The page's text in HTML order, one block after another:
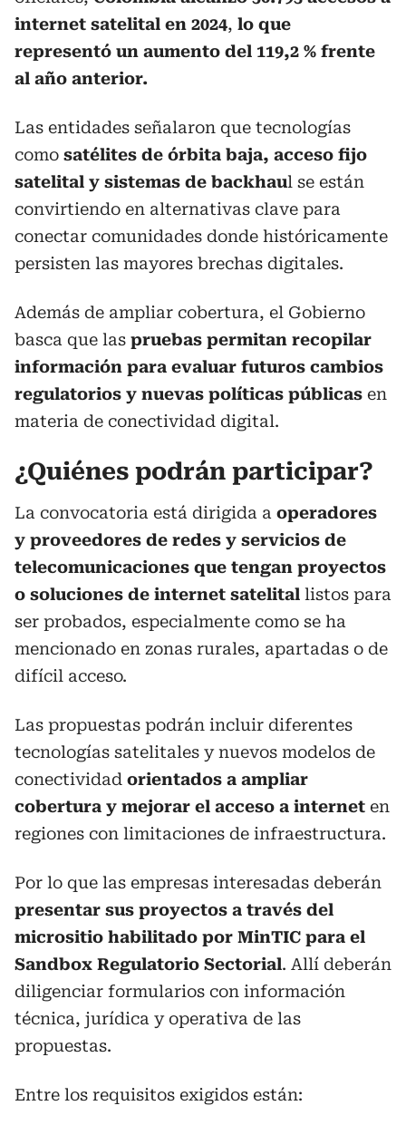
internet satelital en 2024, lo que
representó un aumento del 119,2 % frente
al año anterior.
Las entidades señalaron que tecnologías
como satélites de órbita baja, acceso fijo
satelital y sistemas de backhaul se están
convirtiendo en alternativas clave para
conectar comunidades donde históricamente
persisten las mayores brechas digitales.
Además de ampliar cobertura, el Gobierno
basca que las pruebas permitan recopilar
información para evaluar futuros cambios
regulatorios y nuevas políticas públicas en
materia de conectividad digital.
¿Quiénes podrán participar?
La convocatoria está dirigida a operadores
y proveedores de redes y servicios de
telecomunicaciones que tengan proyectos
o soluciones de internet satelital listos para
ser probados, especialmente como se ha
mencionado en zonas rurales, apartadas o de
difícil acceso.
Las propuestas podrán incluir diferentes
tecnologías satelitales y nuevos modelos de
conectividad orientados a ampliar
cobertura y mejorar el acceso a internet en
regiones con limitaciones de infraestructura.
Por lo que las empresas interesadas deberán
presentar sus proyectos a través del
micrositio habilitado por MinTIC para el
Sandbox Regulatorio Sectorial. Allí deberán
diligenciar formularios con información
técnica, jurídica y operativa de las
propuestas.
Entre los requisitos exigidos están: